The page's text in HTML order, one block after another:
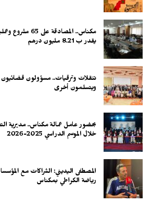
مكناس.. المصادقة
يقدر ب 8.21 مليون درهم
تنقلات وترقيات.. مسؤولون
ويتسلمون أخرى
بحضور عامل عمالة مكناس.. مديرية
خلال الموسم الدراسي 2025-2026
المصطفى اليديني: الشراكات مع
رياضة الكراطي بمكناس